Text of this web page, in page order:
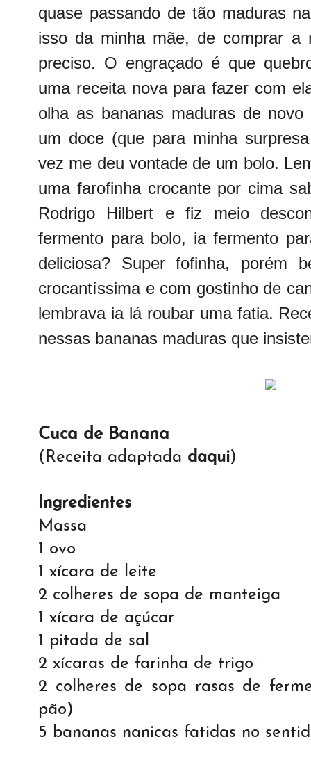
quase passando de tão maduras
isso da minha mãe, de comprar a
preciso. O engraçado é que
uma receita nova para fazer com
olha as bananas maduras de
um doce (que para minha
vez me deu vontade de um bolo.
uma farofinha crocante por cima
Rodrigo Hilbert e fiz meio
fermento para bolo, ia fermento
deliciosa? Super fofinha, porém
crocantíssima e com gostinho de
lembrava ia lá roubar uma fatia.
nessas bananas maduras que
Cuca de Banana
(Receita adaptada daqui)
Ingredientes
Massa
1 ovo
1 xícara de leite
2 colheres de sopa de manteiga
1 xícara de açúcar
1 pitada de sal
2 xícaras de farinha de trigo
2 colheres de sopa rasas de
pão)
5 bananas nanicas fatidas no